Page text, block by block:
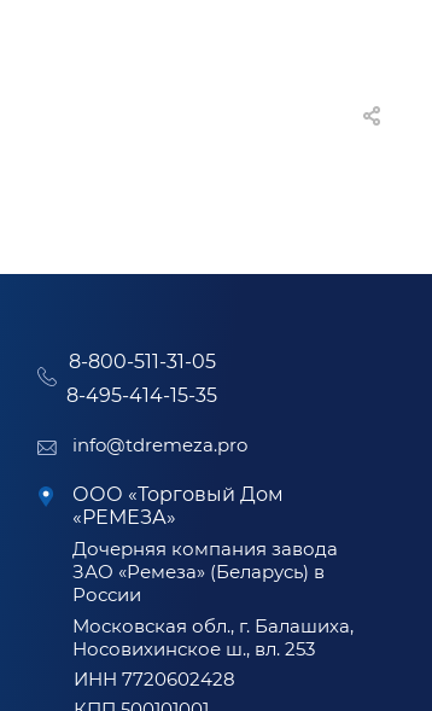
8-800-511-31-05
8-495-414-15-35
info@tdremeza.pro
ООО «Торговый Дом
«РЕМЕЗА»
Дочерняя компания завода
ЗАО «Ремеза» (Беларусь) в
России
Московская обл., г. Балашиха,
Носовихинское ш., вл. 253
ИНН 7720602428